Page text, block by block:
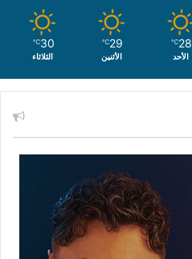
28
℃
الأحد
29
℃
الأثنين
30
℃
الثلاثاء